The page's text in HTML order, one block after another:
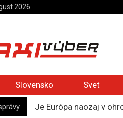
2026
Slovensko Svet
Je Európa naozaj v